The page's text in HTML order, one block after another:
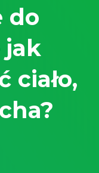
do
jak
ciało,